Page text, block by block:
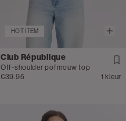
HOT ITEM
Club République
Off-shoulder pofmouw top
€39.95
1 kleur